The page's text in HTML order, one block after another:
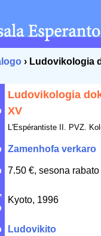
› Ludovikologia
Ludovikologia
XV
L'Espérantiste II. PVZ.
Zamenhofa verkaro
7.50 €, sesona
Kyoto, 1996
Ludovikito